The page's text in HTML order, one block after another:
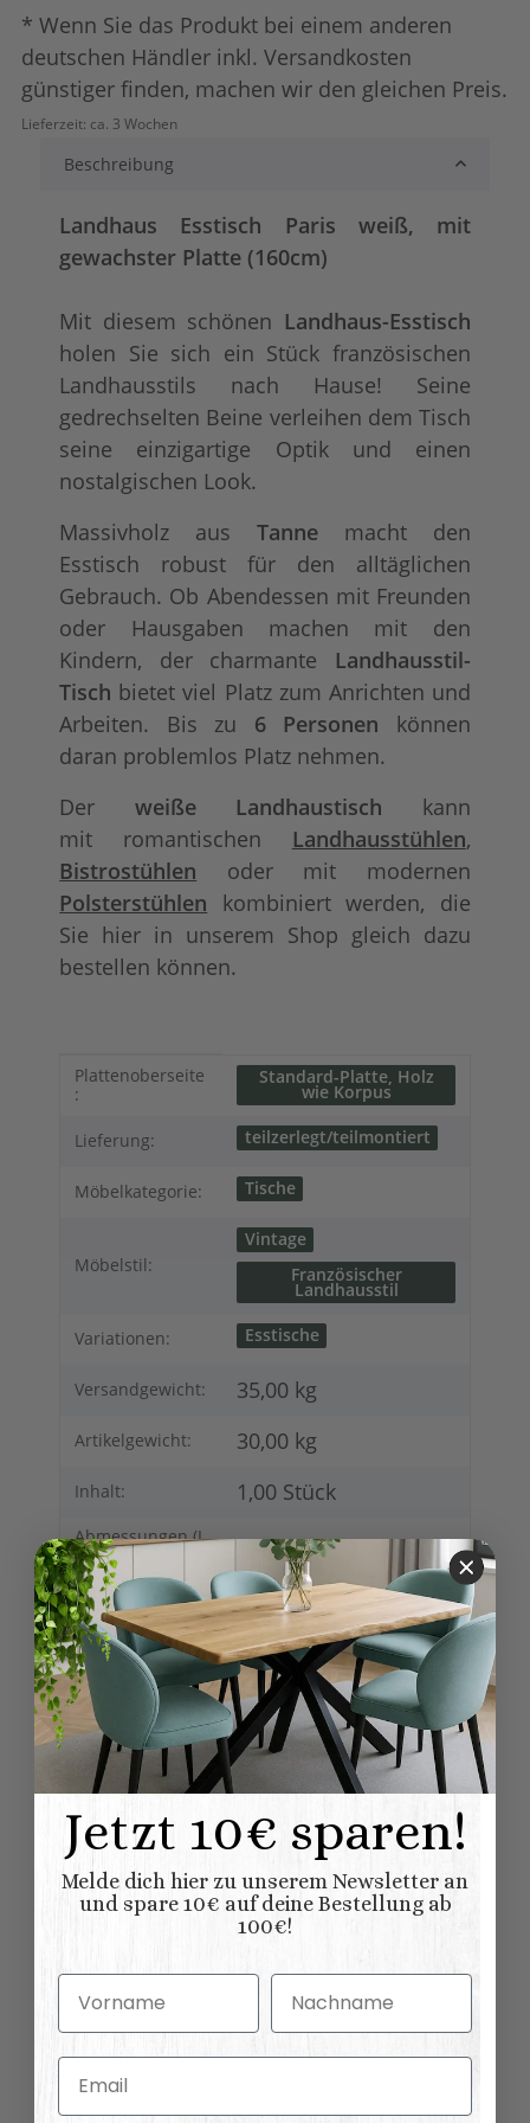
* Wenn Sie das Produkt bei einem anderen
deutschen Händler inkl. Versandkosten
günstiger finden, machen wir den gleichen Preis.
Lieferzeit: ca. 3 Wochen
Beschreibung
Landhaus Esstisch Paris weiß, mit
gewachster Platte (160cm)
Mit diesem schönen Landhaus-Esstisch
holen Sie sich ein Stück französischen
Landhausstils nach Hause! Seine
gedrechselten Beine verleihen dem Tisch
seine einzigartige Optik und einen
nostalgischen Look.
Massivholz aus Tanne macht den
Esstisch robust für den alltäglichen
Gebrauch. Ob Abendessen mit Freunden
oder Hausgaben machen mit den
Kindern, der charmante Landhausstil-
Tisch bietet viel Platz zum Anrichten und
Arbeiten. Bis zu 6 Personen können
daran problemlos Platz nehmen.
Der weiße Landhaustisch kann
mit romantischen Landhausstühlen,
Bistrostühlen oder mit modernen
Polsterstühlen kombiniert werden, die
Sie hier in unserem Shop gleich dazu
bestellen können.
Produkteigenschaft
Wert
Plattenoberseite
:
Standard-Platte, Holz
wie Korpus
Lieferung: teilzerlegt/teilmontiert
Möbelkategorie: Tische
Möbelstil:
Vintage
Französischer
Landhausstil
Variationen: Esstische
Versandgewicht: 35,00 kg
Artikelgewicht: 30,00 kg
Inhalt: 1,00 Stück
Abmessungen (L
x B/T x H) (
Länge × Breite ×
Höhe ):
160,00 × 90,00 × 78,00
cm
Bewertungen
Passende Stühle:
Jetzt 10€ sparen!
Melde dich hier zu unserem Newsletter an
und spare 10€ auf deine Bestellung ab
100€!
Vorname Nachname
Email